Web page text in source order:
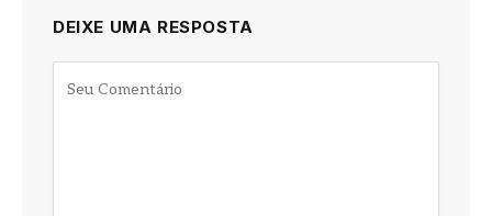
DEIXE UMA RESPOSTA